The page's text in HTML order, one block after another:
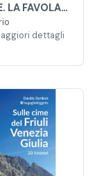
LA FAVOLA
UNA
dettagli